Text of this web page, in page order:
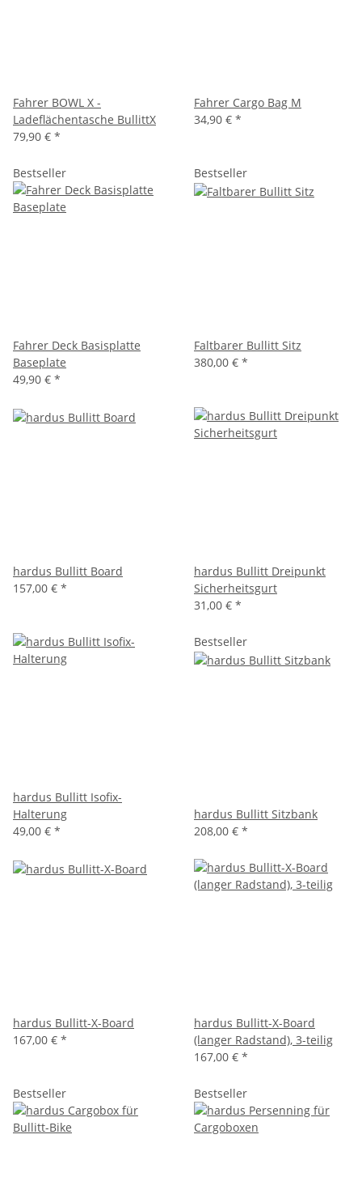
Fahrer BOWL X -
Ladeflächentasche BullittX
79,90 € *
Fahrer Cargo Bag M
34,90 € *
Bestseller
Fahrer Deck Basisplatte
Baseplate
49,90 € *
Bestseller
Faltbarer Bullitt Sitz
380,00 € *
hardus Bullitt Board
157,00 € *
hardus Bullitt Dreipunkt
Sicherheitsgurt
31,00 € *
hardus Bullitt Isofix-
Halterung
49,00 € *
Bestseller
hardus Bullitt Sitzbank
208,00 € *
hardus Bullitt-X-Board
167,00 € *
hardus Bullitt-X-Board
(langer Radstand), 3-teilig
167,00 € *
Bestseller Bestseller